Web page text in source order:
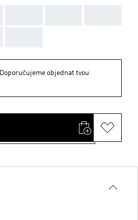
Doporučujeme objednat tvou